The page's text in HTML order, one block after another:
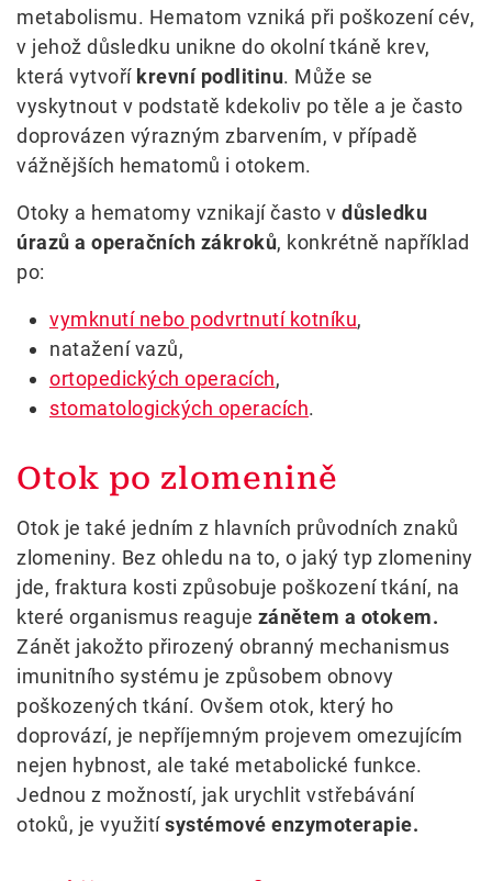
metabolismu. Hematom vzniká při poškození cév,
v jehož důsledku unikne do okolní tkáně krev,
která vytvoří krevní podlitinu. Může se
vyskytnout v podstatě kdekoliv po těle a je často
doprovázen výrazným zbarvením, v případě
vážnějších hematomů i otokem.
Otoky a hematomy vznikají často v důsledku
úrazů a operačních zákroků, konkrétně například
po:
vymknutí nebo podvrtnutí kotníku,
natažení vazů,
ortopedických operacích,
stomatologických operacích.
Otok po zlomenině
Otok je také jedním z hlavních průvodních znaků
zlomeniny. Bez ohledu na to, o jaký typ zlomeniny
jde, fraktura kosti způsobuje poškození tkání, na
které organismus reaguje zánětem a otokem.
Zánět jakožto přirozený obranný mechanismus
imunitního systému je způsobem obnovy
poškozených tkání. Ovšem otok, který ho
doprovází, je nepříjemným projevem omezujícím
nejen hybnost, ale také metabolické funkce.
Jednou z možností, jak urychlit vstřebávání
otoků, je využitísystémové enzymoterapie.